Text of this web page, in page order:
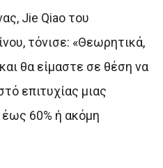
Jie Qiao του
τόνισε: «Θεωρητικά,
θα είμαστε σε θέση να
επιτυχίας μιας
60% ή ακόμη